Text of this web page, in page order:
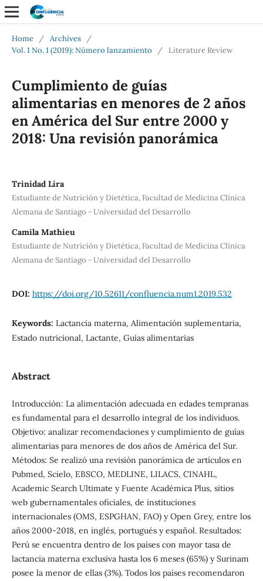
Home / Archives
/
Vol. 1 No. 1 (2019): Número lanzamiento
/ Literature Review
Cumplimiento de guías
alimentarias en menores de 2 años
en América del Sur entre 2000 y
2018: Una revisión panorámica
Trinidad Lira
Estudiante de Nutrición y Dietética, Facultad de Medicina Clínica
Alemana de Santiago - Universidad del Desarrollo
Camila Mathieu
Estudiante de Nutrición y Dietética, Facultad de Medicina Clínica
Alemana de Santiago - Universidad del Desarrollo
DOI: https://doi.org/10.52611/confluencia.num1.2019.532
Keywords: Lactancia materna, Alimentación suplementaria,
Estado nutricional, Lactante, Guías alimentarias
Abstract
Introducción: La alimentación adecuada en edades tempranas
es fundamental para el desarrollo integral de los individuos.
Objetivo: analizar recomendaciones y cumplimiento de guías
alimentarias para menores de dos años de América del Sur.
Métodos: Se realizó una revisión panorámica de artículos en
Pubmed, Scielo, EBSCO, MEDLINE, LILACS, CINAHL,
Academic Search Ultimate y Fuente Académica Plus, sitios
web gubernamentales oficiales, de instituciones
internacionales (OMS, ESPGHAN, FAO) y Open Grey, entre los
años 2000-2018, en inglés, portugués y español. Resultados:
Perú se encuentra dentro de los países con mayor tasa de
lactancia materna exclusiva hasta los 6 meses (65%) y Surinam
posee la menor de ellas (3%). Todos los países recomendaron